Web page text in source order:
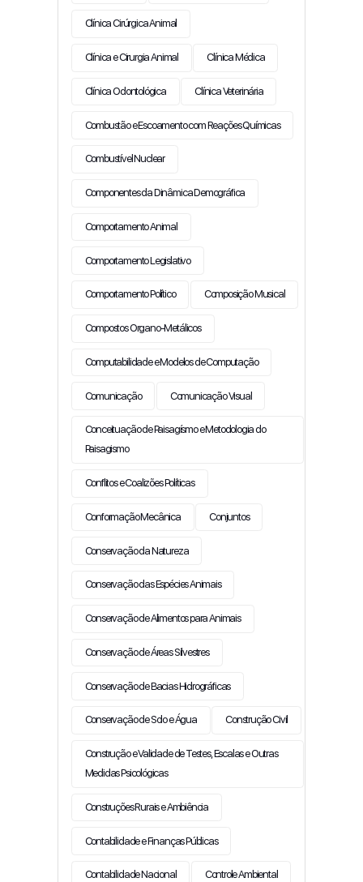
Clínica Cirúrgica Animal
Clínica e Cirurgia Animal Clínica Médica
Clínica Odontológica Clínica Veterinária
Combustão e Escoamento com Reações Químicas
Combustível Nuclear
Componentes da Dinâmica Demográfica
Comportamento Animal
Comportamento Legislativo
Comportamento Político Composição Musical
Compostos Organo-Metálicos
Computabilidade e Modelos de Computação
Comunicação Comunicação Visual
Conceituação de Paisagísmo e Metodologia do
Paisagismo
Conflitos e Coalizões Políticas
Conformação Mecânica Conjuntos
Conservação da Natureza
Conservação das Espécies Animais
Conservação de Alimentos para Animais
Conservação de Áreas Silvestres
Conservação de Bacias Hidrográficas
Conservação de Solo e Água Construção Civil
Construção e Validade de Testes, Escalas e Outras
Medidas Psicológicas
Construções Rurais e Ambiência
Contabilidade e Finanças Públicas
Contabilidade Nacional Controle Ambiental